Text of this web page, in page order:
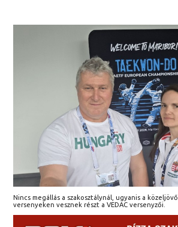
Nincs megállás a szakosztálynál, ugyanis a
versenyeken vesznek részt a VEDAC versenyzői.